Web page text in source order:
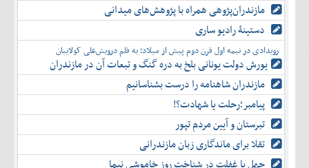
مازندران‌پژوهی همراه با پژوهش‌های میدانی
دستینۀ رادیو ساری
رویدادی در نیمه اول قرن دوم پیش از میلاد؛ به قلم درویش‌علی کولاییان
یورش دولت یونانی بلخ به دره گنگ و تبعات آن در مازندران
مازندران شاهنامه را درست بشناسانیم
پیامبر؛رحلت یا شهادت؟!
تبرستان و آیین مردم تپور
تقلا برای ماندگاری زبان مازندرانی
جهل یا غفلت در شناخت روز خاموشی نیما